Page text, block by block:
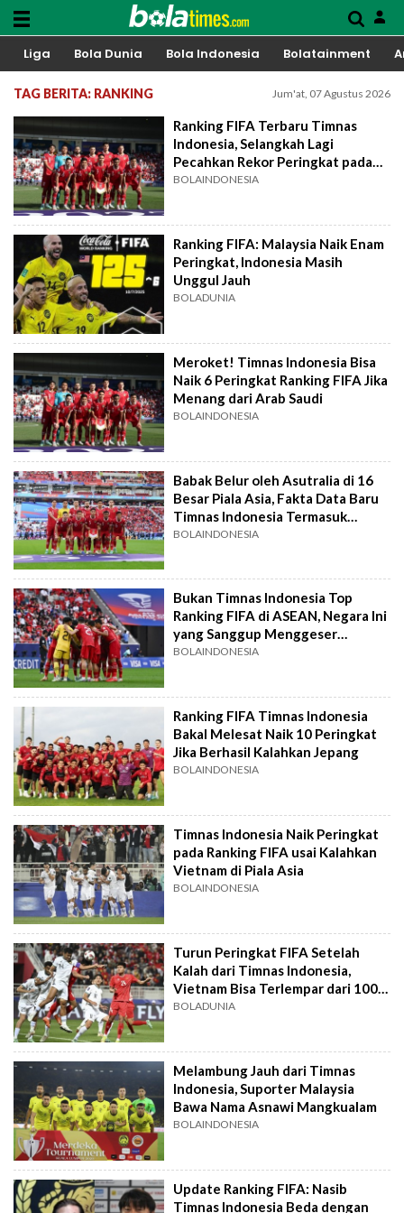
Liga Bola Dunia Bola Indonesia Bolatainment
TAG BERITA: RANKING Jum'at, 07 Agustus 2026
Ranking FIFA Terbaru Timnas
Indonesia, Selangkah Lagi
Pecahkan Rekor Peringkat pada
2011
BOLAINDONESIA
Ranking FIFA: Malaysia Naik Enam
Peringkat, Indonesia Masih
Unggul Jauh
BOLADUNIA
Meroket! Timnas Indonesia Bisa
Naik 6 Peringkat Ranking FIFA Jika
Menang dari Arab Saudi
BOLAINDONESIA
Babak Belur oleh Asutralia di 16
Besar Piala Asia, Fakta Data Baru
Timnas Indonesia Termasuk
Rangking FIFA
BOLAINDONESIA
Bukan Timnas Indonesia Top
Ranking FIFA di ASEAN, Negara Ini
yang Sanggup Menggeser
Vietnam
BOLAINDONESIA
Ranking FIFA Timnas Indonesia
Bakal Melesat Naik 10 Peringkat
Jika Berhasil Kalahkan Jepang
BOLAINDONESIA
Timnas Indonesia Naik Peringkat
pada Ranking FIFA usai Kalahkan
Vietnam di Piala Asia
BOLAINDONESIA
Turun Peringkat FIFA Setelah
Kalah dari Timnas Indonesia,
Vietnam Bisa Terlempar dari 100
Besar
BOLADUNIA
Melambung Jauh dari Timnas
Indonesia, Suporter Malaysia
Bawa Nama Asnawi Mangkualam
BOLAINDONESIA
Update Ranking FIFA: Nasib
Timnas Indonesia Beda dengan